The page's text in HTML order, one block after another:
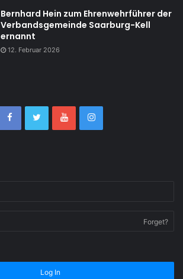
Bernhard Hein zum Ehrenwehrführer der
Verbandsgemeinde Saarburg-Kell
ernannt
12. Februar 2026
Forget?
Log In